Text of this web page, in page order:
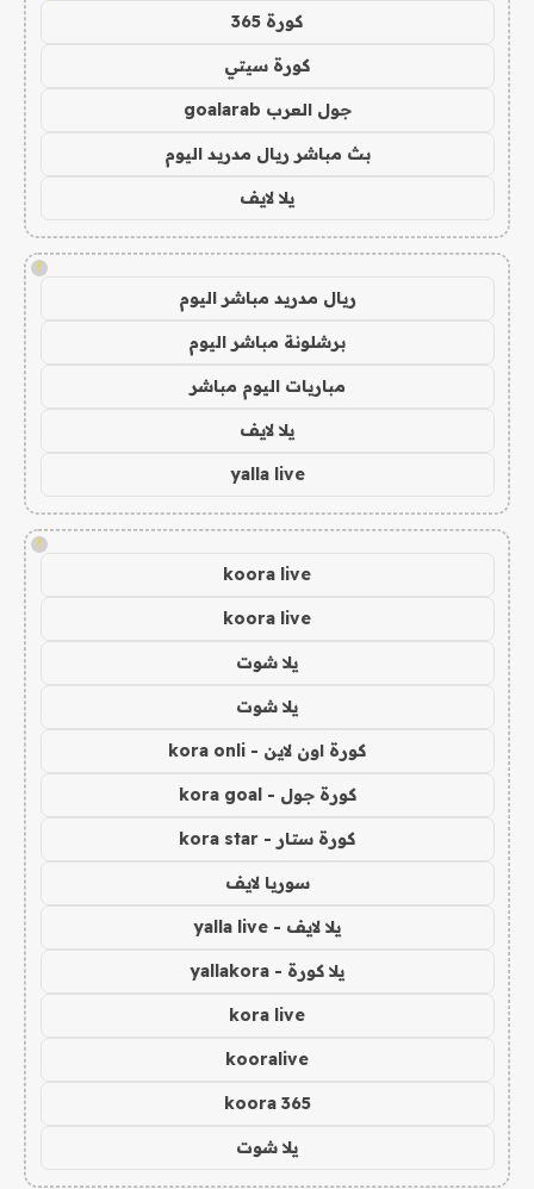
كورة 365
كورة سيتي
جول العرب goalarab
بث مباشر ريال مدريد اليوم
يلا لايف
!
ريال مدريد مباشر اليوم
برشلونة مباشر اليوم
مباريات اليوم مباشر
يلا لايف
yalla live
!
koora live
koora live
يلا شوت
يلا شوت
كورة اون لاين - kora onli
كورة جول - kora goal
كورة ستار - kora star
سوريا لايف
يلا لايف - yalla live
يلا كورة - yallakora
kora live
kooralive
koora 365
يلا شوت